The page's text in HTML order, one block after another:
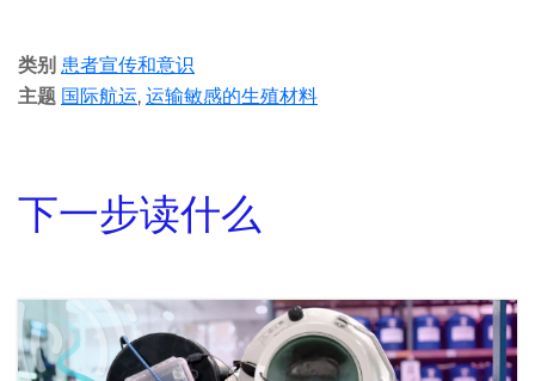
类别 患者宣传和意识
主题 国际航运, 运输敏感的生殖材料
下一步读什么